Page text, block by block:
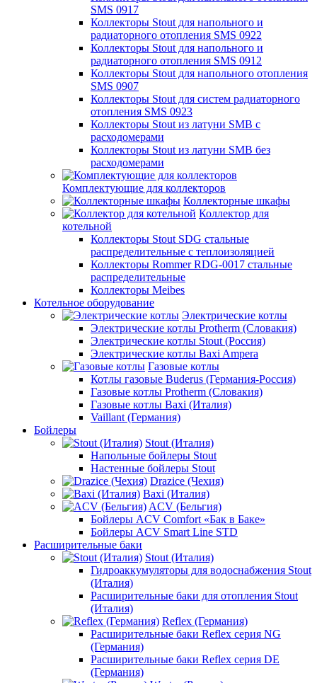
SMS 0917
Коллекторы Stout для напольного и
радиаторного отопления SMS 0922
Коллекторы Stout для напольного и
радиаторного отопления SMS 0912
Коллекторы Stout для напольного отопления
SMS 0907
Коллекторы Stout для систем радиаторного
отопления SMS 0923
Коллекторы Stout из латуни SMB с
расходомерами
Коллекторы Stout из латуни SMB без
расходомерами
Комплектующие для коллекторов
Коллекторные шкафы
Коллектор для
котельной
Коллекторы Stout SDG стальные
распределительные с теплоизоляцией
Коллекторы Rommer RDG-0017 стальные
распределительные
Коллекторы Meibes
Котельное оборудование
Электрические котлы
Электрические котлы Protherm (Словакия)
Электрические котлы Stout (Россия)
Электрические котлы Baxi Ampera
Газовые котлы
Котлы газовые Buderus (Германия-Россия)
Газовые котлы Protherm (Словакия)
Газовые котлы Baxi (Италия)
Vaillant (Германия)
Бойлеры
Stout (Италия)
Напольные бойлеры Stout
Настенные бойлеры Stout
Drazice (Чехия)
Baxi (Италия)
ACV (Бельгия)
Бойлеры ACV Comfort «Бак в Баке»
Бойлеры ACV Smart Line STD
Расширительные баки
Stout (Италия)
Гидроаккумуляторы для водоснабжения Stout
(Италия)
Расширительные баки для отопления Stout
(Италия)
Reflex (Германия)
Расширительные баки Reflex серия NG
(Германия)
Расширительные баки Reflex серия DE
(Германия)